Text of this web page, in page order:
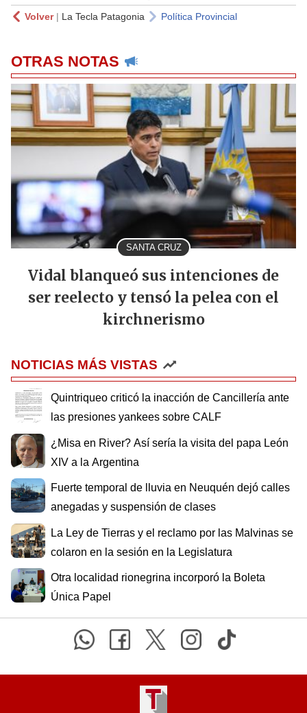
Volver| La Tecla Patagonia Política Provincial
OTRAS NOTAS
SANTA CRUZ
Vidal blanqueó sus intenciones de
ser reelecto y tensó la pelea con el
kirchnerismo
NOTICIAS MÁS VISTAS
Quintriqueo criticó la inacción de Cancillería ante
las presiones yankees sobre CALF
¿Misa en River? Así sería la visita del papa León
XIV a la Argentina
Fuerte temporal de lluvia en Neuquén dejó calles
anegadas y suspensión de clases
La Ley de Tierras y el reclamo por las Malvinas se
colaron en la sesión en la Legislatura
Otra localidad rionegrina incorporó la Boleta
Única Papel